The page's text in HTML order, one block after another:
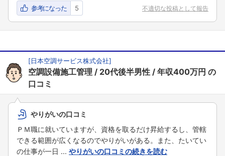
参考になった 5 不適切な投稿として報告
[日本空調サービス株式会社]
空調設備施工管理 20代後半男性 年収400万円 の
口コミ
やりがいの口コミ
ＰＭ職に就いていますが、資格を取るだけ昇給するし、管轄
できる範囲が広くなるのでやりがいがある。また、たいてい
の仕事が一日 ... やりがいの口コミの続きを読む